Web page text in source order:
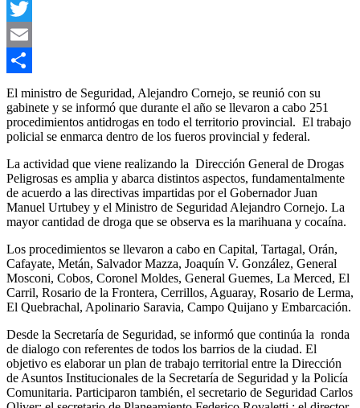
Facebook
Twitter
Email
Compartir
El ministro de Seguridad, Alejandro Cornejo, se reunió con su
gabinete y se informó que durante el año se llevaron a cabo 251
procedimientos antidrogas en todo el territorio provincial. El trabajo
policial se enmarca dentro de los fueros provincial y federal.
La actividad que viene realizando la Dirección General de Drogas
Peligrosas es amplia y abarca distintos aspectos, fundamentalmente
de acuerdo a las directivas impartidas por el Gobernador Juan
Manuel Urtubey y el Ministro de Seguridad Alejandro Cornejo. La
mayor cantidad de droga que se observa es la marihuana y cocaína.
Los procedimientos se llevaron a cabo en Capital, Tartagal, Orán,
Cafayate, Metán, Salvador Mazza, Joaquín V. González, General
Mosconi, Cobos, Coronel Moldes, General Guemes, La Merced, El
Carril, Rosario de la Frontera, Cerrillos, Aguaray, Rosario de Lerma,
El Quebrachal, Apolinario Saravia, Campo Quijano y Embarcación.
Desde la Secretaría de Seguridad, se informó que continúa la ronda
de dialogo con referentes de todos los barrios de la ciudad. El
objetivo es elaborar un plan de trabajo territorial entre la Dirección
de Asuntos Institucionales de la Secretaría de Seguridad y la Policía
Comunitaria. Participaron también, el secretario de Seguridad Carlos